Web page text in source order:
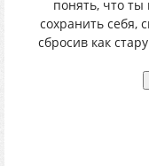
понять, что
сохранить себя,
сбросив как